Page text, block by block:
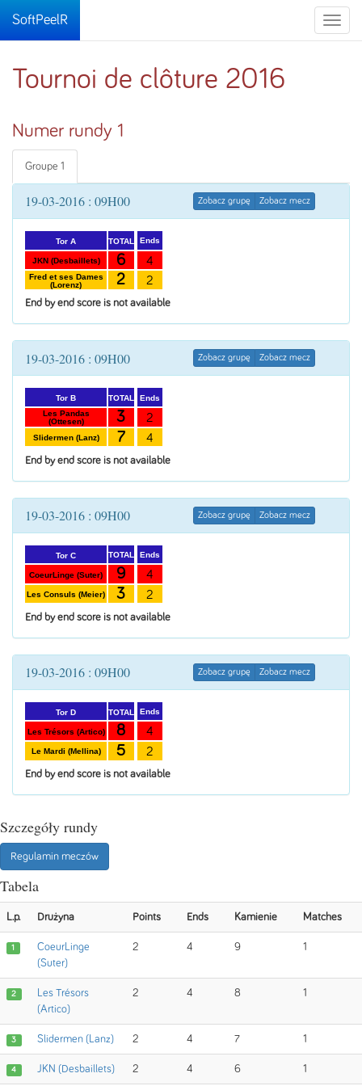
Toggle
SoftPeelR
Tournoi de clôture 2016
Numer rundy 1
Groupe 1
19-03-2016 : 09H00 Zobacz grupę Zobacz mecz
Tor A
JKN (Desbaillets)
Fred et ses Dames
(Lorenz)
TOTAL
6
2
Ends
4
2
End by end score is not available
19-03-2016 : 09H00 Zobacz grupę Zobacz mecz
Tor B
Les Pandas
(Ottesen)
Slidermen (Lanz)
TOTAL
3
7
Ends
2
4
End by end score is not available
19-03-2016 : 09H00 Zobacz grupę Zobacz mecz
Tor C
CoeurLinge (Suter)
Les Consuls (Meier)
TOTAL
9
3
Ends
4
2
End by end score is not available
19-03-2016 : 09H00 Zobacz grupę Zobacz mecz
Tor D
Les Trésors (Artico)
Le Mardi (Mellina)
TOTAL
8
5
Ends
4
2
End by end score is not available
Szczegóły rundy
Regulamin meczów
Tabela
L.p. Drużyna Points Ends Kamienie Matches
1
CoeurLinge
(Suter)
2 4 9 1
2
Les Trésors
(Artico)
2 4 8 1
3 Slidermen (Lanz) 2 4 7 1
4 JKN (Desbaillets) 2 4 6 1